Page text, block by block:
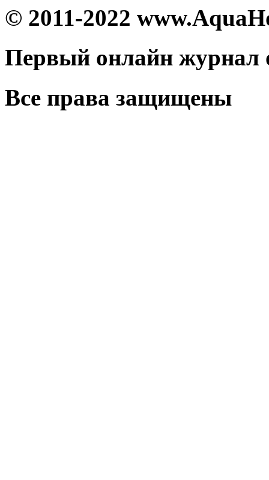
© 2011-2022
Первый онлайн журнал
Все права защищены